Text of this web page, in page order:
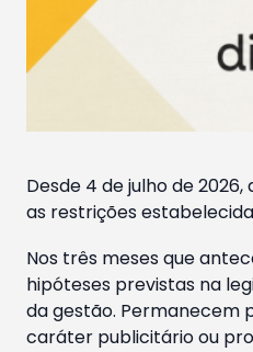
Desde 4 de julho de
as restrições
Nos três meses que
hipóteses previstas na
da gestão. Permanecem
caráter publicitário ou